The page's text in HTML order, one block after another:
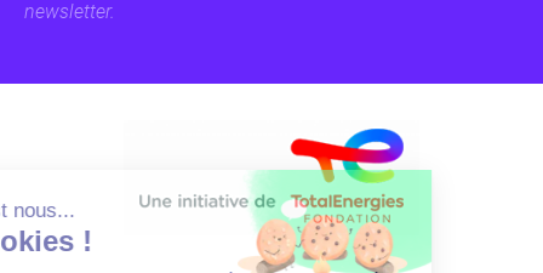
newsletter.